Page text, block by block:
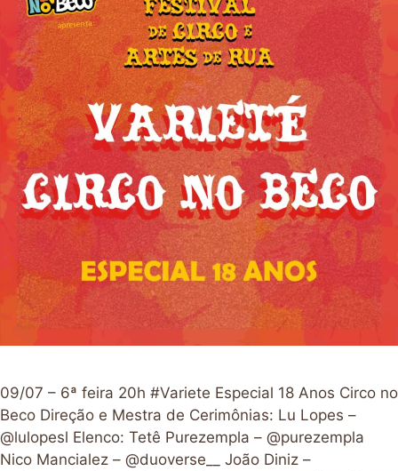
09/07 – 6ª feira 20h #Variete Especial 18 Anos Circo no
Beco Direção e Mestra de Cerimônias: Lu Lopes –
@lulopesl Elenco: Tetê Purezempla – @purezempla
Nico Mancialez – @duoverse__ João Diniz –